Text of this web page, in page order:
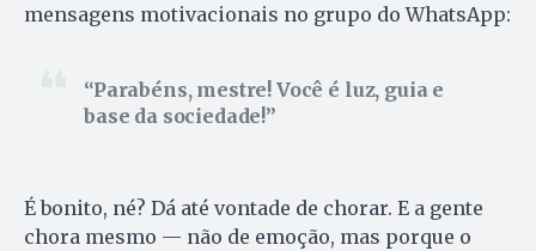
mensagens motivacionais no grupo do WhatsApp:
Parabéns, mestre! Você é luz, guia e
base da sociedade!
É bonito, né? Dá até vontade de chorar. E a gente
chora mesmo — não de emoção, mas porque o